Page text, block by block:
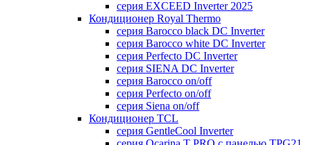
серия EXCEED Inverter 2025
Кондиционер Royal Thermo
серия Barocco black DC Inverter
серия Barocco white DC Inverter
серия Perfecto DC Inverter
серия SIENA DC Inverter
серия Barocco on/off
серия Perfecto on/off
серия Siena on/off
Кондиционер TCL
серия GentleCool Inverter